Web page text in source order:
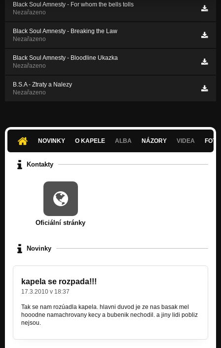
Black Soul Amnesty - For whom the bells tolls
Nezařazeno
Black Soul Amnesty - Breaking the Law
Nezařazeno
Black Soul Amnesty - Bloodline Ukazka
Nezařazeno
B.S.A - Ztraty a Nalezy
Nezařazeno
NOVINKY O KAPELE ALBA NÁZORY VIDEA
Kontakty
Oficiální stránky
Novinky
kapela se rozpada!!!
17.3.2010 v 18:37
Tak se nam rozúadla kapela. hlavni duvod je ze nas basak mel
hooodne namachrovany kecy a bubenik nechodil. a jiny lidi pobliz
nejsou.